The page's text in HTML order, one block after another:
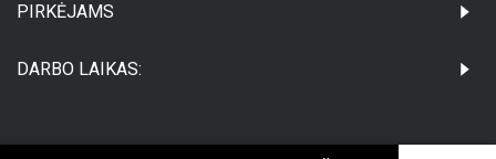
PIRKĖJAMS
DARBO LAIKAS: